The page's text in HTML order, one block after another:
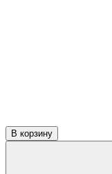
В корзину